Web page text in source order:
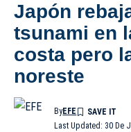
Japón
tsunami en
costa pero
noreste
Last Updated: 30 De
ByEFE